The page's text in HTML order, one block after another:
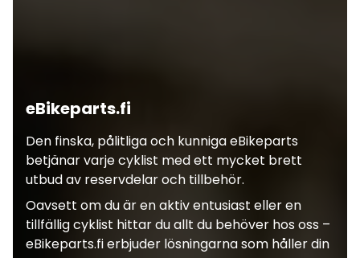
eBikeparts.fi
Den finska, pålitliga och kunniga eBikeparts
betjänar varje cyklist med ett mycket brett
utbud av reservdelar och tillbehör.
Oavsett om du är en aktiv entusiast eller en
tillfällig cyklist hittar du allt du behöver hos oss –
eBikeparts.fi erbjuder lösningarna som håller din